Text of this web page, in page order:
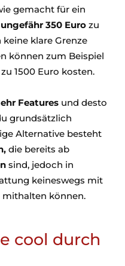
gemacht für ein
350 Euro zu
klare Grenze
können zum Beispiel
1500 Euro kosten.
Features und desto
grundsätzlich
Alternative besteht
die bereits ab
sind, jedoch in
keineswegs mit
können.
cool durch